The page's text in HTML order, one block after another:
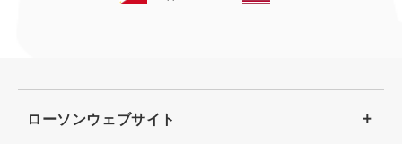
ローソンウェブサイト